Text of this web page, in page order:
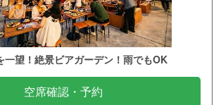
一望！絶景ビアガーデン！雨でもOK
空席確認・予約